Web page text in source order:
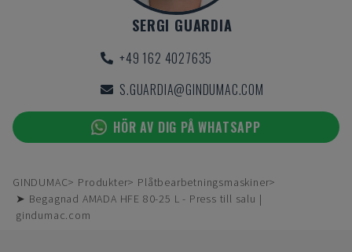
SERGI GUARDIA
+49 162 4027635
S.GUARDIA@GINDUMAC.COM
HÖR AV DIG PÅ WHATSAPP
GINDUMAC Produkter
Plåtbearbetningsmaskiner
➤ Begagnad AMADA HFE 80-25 L - Press till salu |
gindumac.com